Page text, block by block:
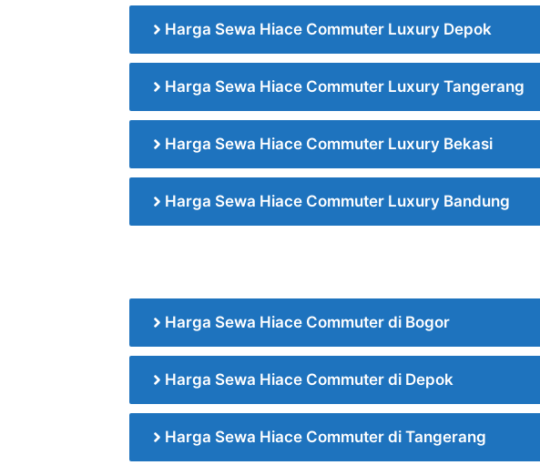
Harga Sewa Hiace Commuter Luxury Depok
Harga Sewa Hiace Commuter Luxury Tangerang
Harga Sewa Hiace Commuter Luxury Bekasi
Harga Sewa Hiace Commuter Luxury Bandung
Harga Sewa Hiace Commuter di Bogor
Harga Sewa Hiace Commuter di Depok
Harga Sewa Hiace Commuter di Tangerang